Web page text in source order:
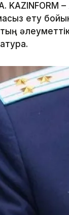
KAZINFORM –
ету